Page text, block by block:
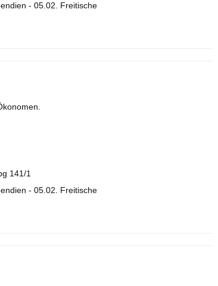
- 05.02. Freitische
141/1
- 05.02. Freitische